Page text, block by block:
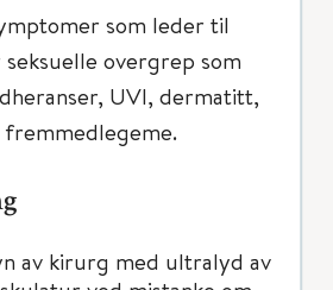
som leder til
overgrep som
UVI, dermatitt,
fremmedlegeme.
av kirurg med ultralyd av